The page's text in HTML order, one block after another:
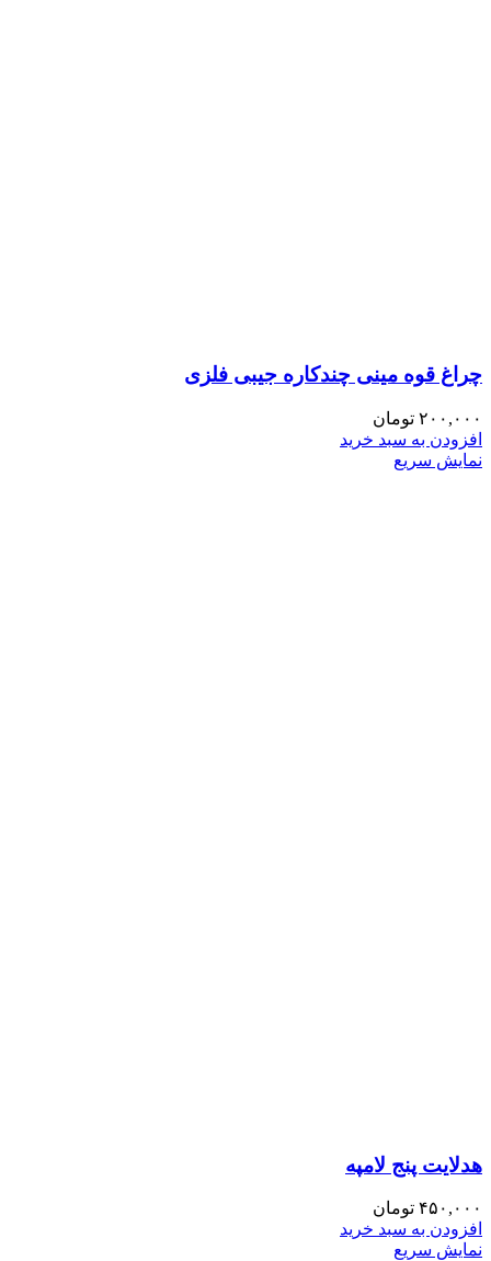
چراغ قوه مینی چندکاره جیبی فلزی
۲۰۰,۰۰۰ تومان
افزودن به سبد خرید
نمایش سریع
هدلایت پنج لامپه
۴۵۰,۰۰۰ تومان
افزودن به سبد خرید
نمایش سریع